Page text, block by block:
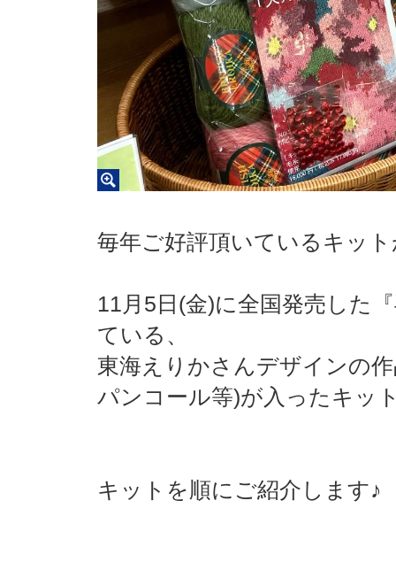
毎年ご好評頂いているキッ
11月5日(金)に全国発売した
ている、
東海えりかさんデザインの
パンコール等)が入ったキッ
キットを順にご紹介します♪